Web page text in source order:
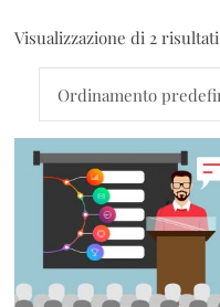
Visualizzazione di 2 risultati